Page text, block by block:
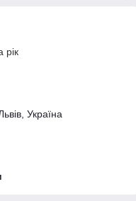
рік
Україна